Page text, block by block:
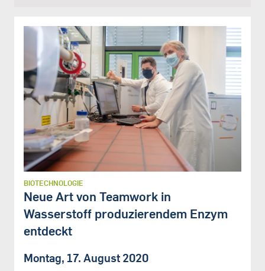
BIOTECHNOLOGIE
Neue Art von Teamwork in
Wasserstoff produzierendem Enzym
entdeckt
Montag, 17. August 2020